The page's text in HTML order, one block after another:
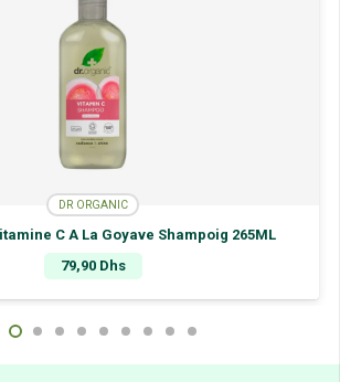
DR ORGANIC
C A La Goyave Shampoig 265ML
79,90 Dhs